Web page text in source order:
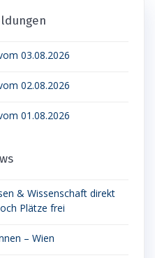
03.08.2026
02.08.2026
01.08.2026
& Wissenschaft direkt
Plätze frei
– Wien